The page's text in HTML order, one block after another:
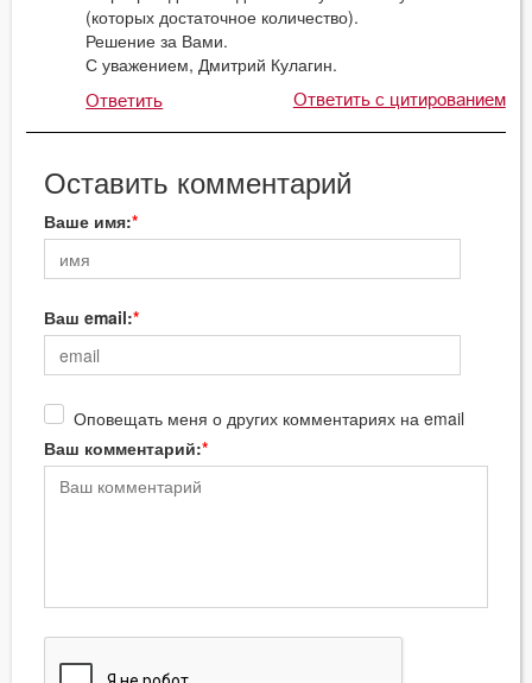
(которых достаточное количество).
Решение за Вами.
С уважением, Дмитрий Кулагин.
Ответить Ответить с цитированием
Оставить комментарий
Ваше имя:
Ваш email:
Оповещать меня о других комментариях на email
Ваш комментарий: